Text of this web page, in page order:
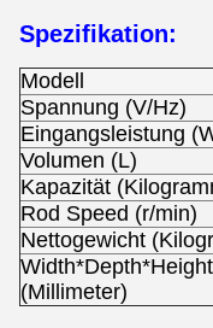
Spezifikation:
Modell
Spannung (V/Hz)
Eingangsleistung
Volumen (L)
Kapazität
Rod Speed (r/min)
Nettogewicht
Width*Depth*Height
(Millimeter)